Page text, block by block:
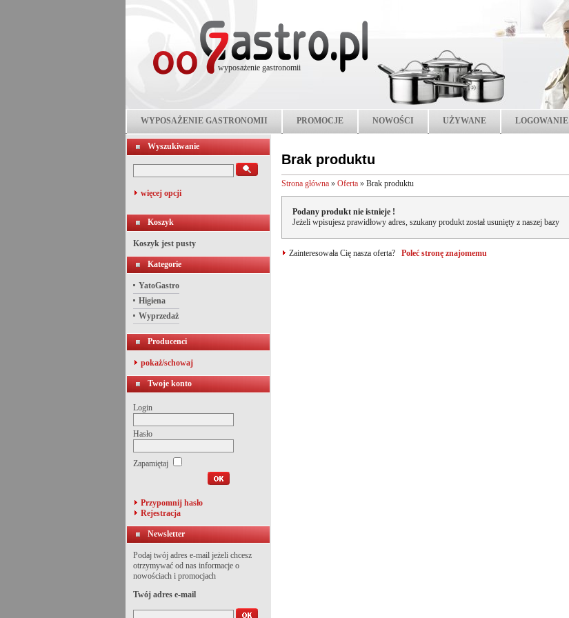
wyposażenie gastronomii
WYPOSAŻENIE GASTRONOMII PROMOCJE NOWOŚCI UŻYWANE LOGOWANIE
Wyszukiwanie
więcej opcji
Koszyk
Koszyk jest pusty
Kategorie
YatoGastro
Higiena
Wyprzedaż
Producenci
pokaż/schowaj
Twoje konto
Login
Hasło
Zapamiętaj
Przypomnij hasło
Rejestracja
Newsletter
Podaj twój adres e-mail jeżeli chcesz
otrzymywać od nas informacje o
nowościach i promocjach
Twój adres e-mail
Brak produktu
Strona główna » Oferta » Brak produktu
Podany produkt nie istnieje !
Jeżeli wpisujesz prawidłowy adres, szukany produkt został usunięty z naszej bazy
Zainteresowała Cię nasza oferta? Poleć stronę znajomemu